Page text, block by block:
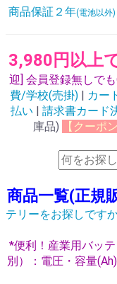
商品保証２年(電池以外)
3,980円以上
迎] 会員登録無しで
費/学校(売掛) | カー
払い | 請求書カード
庫品)
【クーポン
商品一覧(正規
テリーをお探しです
*便利！産業用バッ
別）：電圧・容量